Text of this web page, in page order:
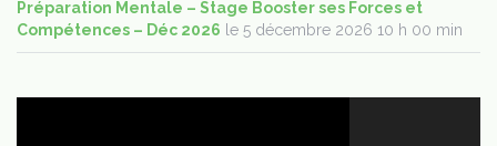
Préparation Mentale – Stage Booster ses Forces et
Compétences – Déc 2026 le 5 décembre 2026 10 h 00 min